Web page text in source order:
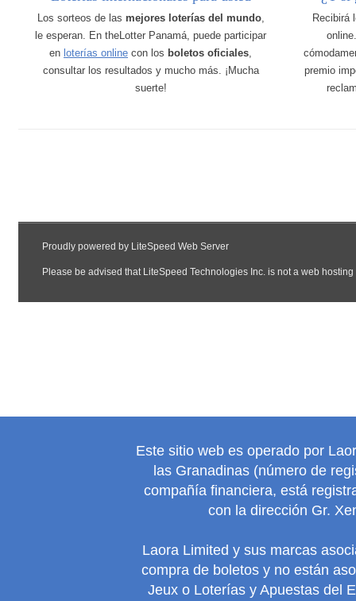
Los sorteos de las mejores loterías del mundo,
le esperan. En theLotter Panamá, puede participar
en loterías online con los boletos oficiales,
consultar los resultados y mucho más. ¡Mucha
suerte!
Recibirá
premio
Este sitio web es operado por
las Granadinas (número de
compañía financiera, está
con la dirección Gr.
Laora Limited y sus marcas
compra de boletos y no están
Jeux o Loterías y Apuestas del